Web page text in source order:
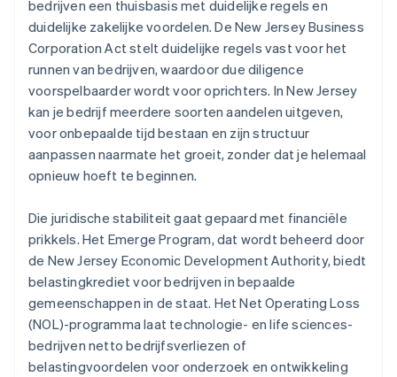
bedrijven een thuisbasis met duidelijke regels en
duidelijke zakelijke voordelen. De New Jersey Business
Corporation Act stelt duidelijke regels vast voor het
runnen van bedrijven, waardoor due diligence
voorspelbaarder wordt voor oprichters. In New Jersey
kan je bedrijf meerdere soorten aandelen uitgeven,
voor onbepaalde tijd bestaan en zijn structuur
aanpassen naarmate het groeit, zonder dat je helemaal
opnieuw hoeft te beginnen.
Die juridische stabiliteit gaat gepaard met financiële
prikkels. Het Emerge Program, dat wordt beheerd door
de New Jersey Economic Development Authority, biedt
belastingkrediet voor bedrijven in bepaalde
gemeenschappen in de staat. Het Net Operating Loss
(NOL)-programma laat technologie- en life sciences-
bedrijven netto bedrijfsverliezen of
belastingvoordelen voor onderzoek en ontwikkeling